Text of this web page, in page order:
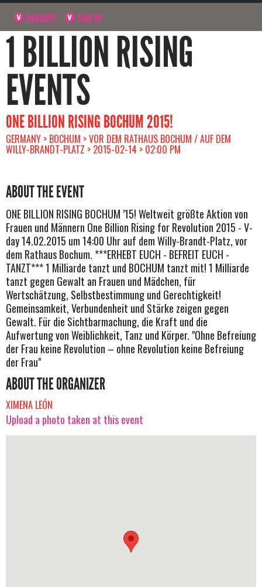
NAVIGATE SIGN UP
1 BILLION RISING
EVENTS
ONE BILLION RISING BOCHUM 2015!
GERMANY > BOCHUM > VOR DEM RATHAUS BOCHUM / AUF DEM
WILLY-BRANDT-PLATZ > 2015-02-14 > 02:00 PM
ABOUT THE EVENT
ONE BILLION RISING BOCHUM ’15! Weltweit größte Aktion von
Frauen und Männern One Billion Rising for Revolution 2015 - V-
day 14.02.2015 um 14:00 Uhr auf dem Willy-Brandt-Platz, vor
dem Rathaus Bochum. ***ERHEBT EUCH - BEFREIT EUCH -
TANZT*** 1 Milliarde tanzt und BOCHUM tanzt mit! 1 Milliarde
tanzt gegen Gewalt an Frauen und Mädchen, für
Wertschätzung, Selbstbestimmung und Gerechtigkeit!
Gemeinsamkeit, Verbundenheit und Stärke zeigen gegen
Gewalt. Für die Sichtbarmachung, die Kraft und die
Aufwertung von Weiblichkeit, Tanz und Körper. "Ohne Befreiung
der Frau keine Revolution – ohne Revolution keine Befreiung
der Frau"
ABOUT THE ORGANIZER
XIMENA LEÓN
Upload a photo taken at this event